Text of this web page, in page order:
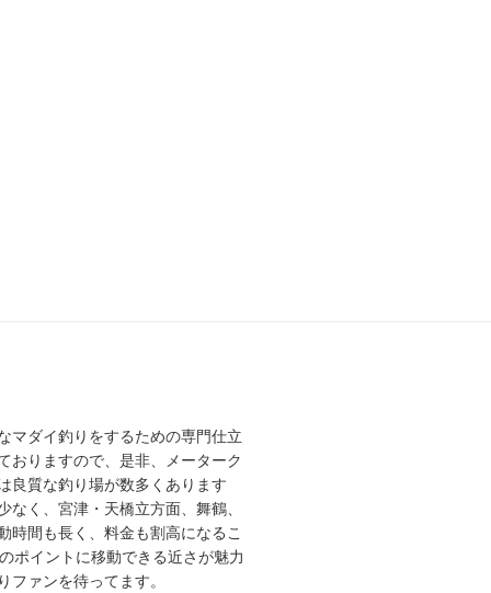
マダイ釣りをするための専門仕立
おりますので、是非、メーターク
良質な釣り場が数多くあります
く、宮津・天橋立方面、舞鶴、
時間も長く、料金も割高になるこ
ポイントに移動できる近さが魅力
ファンを待ってます。